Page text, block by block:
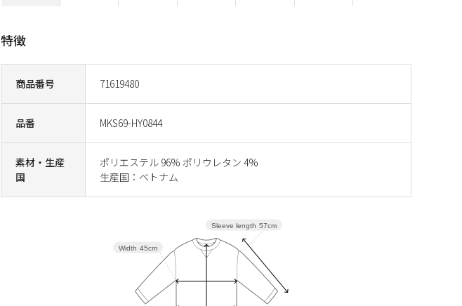
商品番号 71619480
品番 MKS69-HY0844
素材・生産
国
ポリエステル 96% ポリウレタン 4%
生産国：ベトナム
特徴
Sleeve length 57cm
Width 45cm